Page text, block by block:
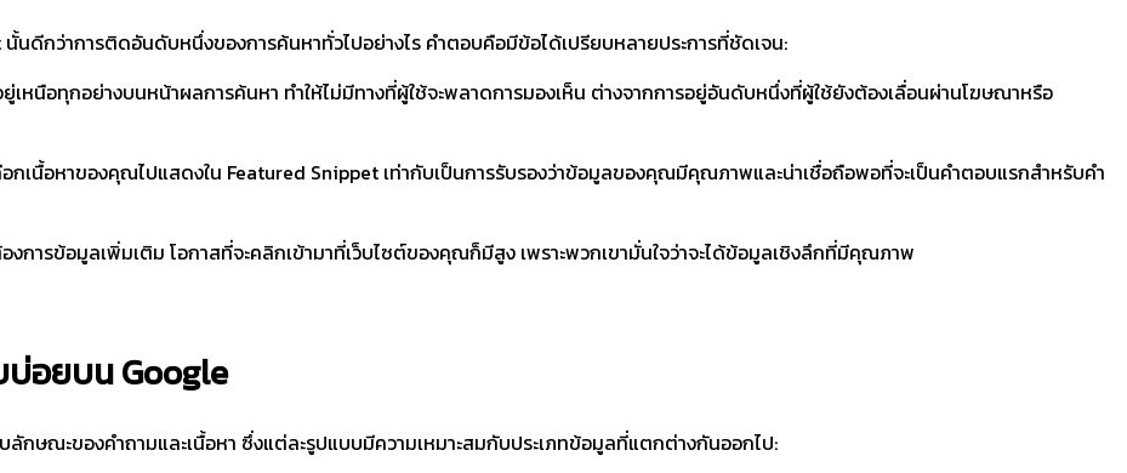
ดีกว่าการติดอันดับหนึ่งของการค้นหาทั่วไปอย่างไร คำตอบคือมีข้อได้เปรียบหลายประการที่ชัดเจน:
หนือทุกอย่างบนหน้าผลการค้นหา ทำให้ไม่มีทางที่ผู้ใช้จะพลาดการมองเห็น ต่างจากการอยู่อันดับหนึ่งที่ผู้ใช้ยังต้องเลื่อนผ่านโฆษณาหรือ
กเนื้อหาของคุณไปแสดงใน Featured Snippet เท่ากับเป็นการรับรองว่าข้อมูลของคุณมีคุณภาพและน่าเชื่อถือพอที่จะเป็นคำตอบแรกสำหรับคำ
การข้อมูลเพิ่มเติม โอกาสที่จะคลิกเข้ามาที่เว็บไซต์ของคุณก็มีสูง เพราะพวกเขามั่นใจว่าจะได้ข้อมูลเชิงลึกที่มีคุณภาพ
อยบน Google
ษณะของคำถามและเนื้อหา ซึ่งแต่ละรูปแบบมีความเหมาะสมกับประเภทข้อมูลที่แตกต่างกันออกไป: